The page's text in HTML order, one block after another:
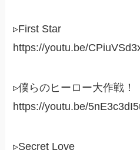
▹First Star
https://youtu.be/
▹僕らのヒーロー大作戦！
https://youtu.be/
▹Secret Love